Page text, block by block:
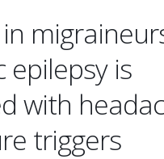
epilepsy is
with
triggers